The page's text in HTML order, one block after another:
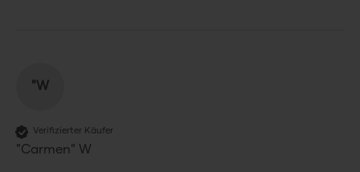
"W
Verifizierter Käufer
"Carmen" W